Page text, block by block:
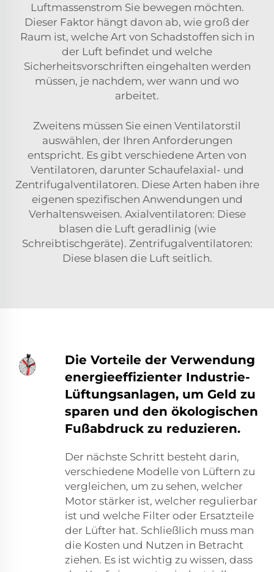
Luftmassenstrom Sie bewegen möchten.
Dieser Faktor hängt davon ab, wie groß der
Raum ist, welche Art von Schadstoffen sich in
der Luft befindet und welche
Sicherheitsvorschriften eingehalten werden
müssen, je nachdem, wer wann und wo
arbeitet.
Zweitens müssen Sie einen Ventilatorstil
auswählen, der Ihren Anforderungen
entspricht. Es gibt verschiedene Arten von
Ventilatoren, darunter Schaufelaxial- und
Zentrifugalventilatoren. Diese Arten haben ihre
eigenen spezifischen Anwendungen und
Verhaltensweisen. Axialventilatoren: Diese
blasen die Luft geradlinig (wie
Schreibtischgeräte). Zentrifugalventilatoren:
Diese blasen die Luft seitlich.
Die Vorteile der Verwendung
energieeffizienter Industrie-
Lüftungsanlagen, um Geld zu
sparen und den ökologischen
Fußabdruck zu reduzieren.
Der nächste Schritt besteht darin,
verschiedene Modelle von Lüftern zu
vergleichen, um zu sehen, welcher
Motor stärker ist, welcher regulierbar
ist und welche Filter oder Ersatzteile
der Lüfter hat. Schließlich muss man
die Kosten und Nutzen in Betracht
ziehen. Es ist wichtig zu wissen, dass